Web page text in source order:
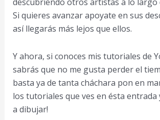
Si quieres avanzar apoyate en sus
así llegarás más lejos que ellos.
Y ahora, si conoces mis tutoriales de
sabrás que no me gusta perder el
basta ya de tanta cháchara pon en
los tutoriales que ves en ésta entrada
a dibujar!